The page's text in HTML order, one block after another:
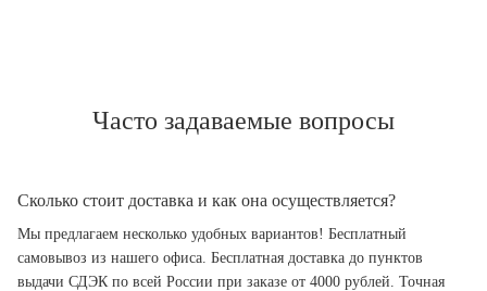
Часто задаваемые вопросы
Сколько стоит доставка и как она осуществляется?
Мы предлагаем несколько удобных вариантов! Бесплатный
самовывоз из нашего офиса. Бесплатная доставка до пунктов
выдачи СДЭК по всей России при заказе от 4000 рублей. Точная